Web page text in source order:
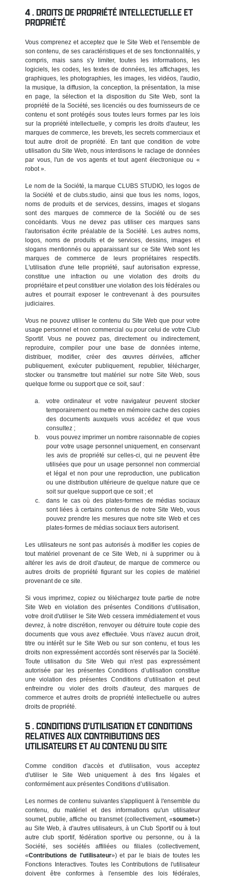
DROITS DE PROPRIÉTÉ INTELLECTUELLE ET
PROPRIÉTÉ
Vous comprenez et acceptez que le Site Web et l'ensemble de
son contenu, de ses caractéristiques et de ses fonctionnalités, y
compris, mais sans s'y limiter, toutes les informations, les
logiciels, les codes, les textes de données, les affichages, les
graphiques, les photographies, les images, les vidéos, l'audio,
la musique, la diffusion, la conception, la présentation, la mise
en page, la sélection et la disposition du Site Web, sont la
propriété de la Société, ses licenciés ou des fournisseurs de ce
contenu et sont protégés sous toutes leurs formes par les lois
sur la propriété intellectuelle, y compris les droits d'auteur, les
marques de commerce, les brevets, les secrets commerciaux et
tout autre droit de propriété. En tant que condition de votre
utilisation du Site Web, nous interdisons le raclage de données
par vous, l'un de vos agents et tout agent électronique ou «
robot ».
Le nom de la Société, la marque CLUBS STUDIO, les logos de
la Société et de clubs.studio, ainsi que tous les noms, logos,
noms de produits et de services, dessins, images et slogans
sont des marques de commerce de la Société ou de ses
concédants. Vous ne devez pas utiliser ces marques sans
l'autorisation écrite préalable de la Société. Les autres noms,
logos, noms de produits et de services, dessins, images et
slogans mentionnés ou apparaissant sur ce Site Web sont les
marques de commerce de leurs propriétaires respectifs.
L'utilisation d'une telle propriété, sauf autorisation expresse,
constitue une infraction ou une violation des droits du
propriétaire et peut constituer une violation des lois fédérales ou
autres et pourrait exposer le contrevenant à des poursuites
judiciaires.
Vous ne pouvez utiliser le contenu du Site Web que pour votre
usage personnel et non commercial ou pour celui de votre Club
Sportif. Vous ne pouvez pas, directement ou indirectement,
reproduire, compiler pour une base de données interne,
distribuer, modifier, créer des œuvres dérivées, afficher
publiquement, exécuter publiquement, republier, télécharger,
stocker ou transmettre tout matériel sur notre Site Web, sous
quelque forme ou support que ce soit, sauf :
votre ordinateur et votre navigateur peuvent stocker
temporairement ou mettre en mémoire cache des copies
des documents auxquels vous accédez et que vous
consultez ;
vous pouvez imprimer un nombre raisonnable de copies
pour votre usage personnel uniquement, en conservant
les avis de propriété sur celles-ci, qui ne peuvent être
utilisées que pour un usage personnel non commercial
et légal et non pour une reproduction, une publication
ou une distribution ultérieure de quelque nature que ce
soit sur quelque support que ce soit ; et
dans le cas où des plates-formes de médias sociaux
sont liées à certains contenus de notre Site Web, vous
pouvez prendre les mesures que notre site Web et ces
plates-formes de médias sociaux tiers autorisent.
Les utilisateurs ne sont pas autorisés à modifier les copies de
tout matériel provenant de ce Site Web, ni à supprimer ou à
altérer les avis de droit d'auteur, de marque de commerce ou
autres droits de propriété figurant sur les copies de matériel
provenant de ce site.
Si vous imprimez, copiez ou téléchargez toute partie de notre
Site Web en violation des présentes Conditions d’utilisation,
votre droit d'utiliser le Site Web cessera immédiatement et vous
devrez, à notre discrétion, renvoyer ou détruire toute copie des
documents que vous avez effectuée. Vous n'avez aucun droit,
titre ou intérêt sur le Site Web ou sur son contenu, et tous les
droits non expressément accordés sont réservés par la Société.
Toute utilisation du Site Web qui n'est pas expressément
autorisée par les présentes Conditions d’utilisation constitue
une violation des présentes Conditions d’utilisation et peut
enfreindre ou violer des droits d'auteur, des marques de
commerce et autres droits de propriété intellectuelle ou autres
droits de propriété.
CONDITIONS D'UTILISATION ET CONDITIONS
RELATIVES AUX CONTRIBUTIONS DES
UTILISATEURS ET AU CONTENU DU SITE
Comme condition d'accès et d'utilisation, vous acceptez
d'utiliser le Site Web uniquement à des fins légales et
conformément aux présentes Conditions d’utilisation.
Les normes de contenu suivantes s'appliquent à l'ensemble du
contenu, du matériel et des informations qu'un utilisateur
soumet, publie, affiche ou transmet (collectivement, «soumet»)
au Site Web, à d'autres utilisateurs, à un Club Sportif ou à tout
autre club sportif, fédération sportive ou personne, ou à la
Société, ses sociétés affiliées ou filiales (collectivement,
«Contributions de l'utilisateur») et par le biais de toutes les
Fonctions Interactives. Toutes les Contributions de l'utilisateur
doivent être conformes à l'ensemble des lois fédérales,